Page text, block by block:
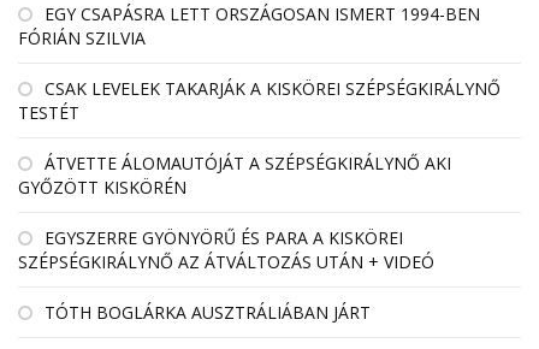
EGY CSAPÁSRA LETT ORSZÁGOSAN ISMERT 1994-BEN
FÓRIÁN SZILVIA
CSAK LEVELEK TAKARJÁK A KISKÖREI SZÉPSÉGKIRÁLYNŐ
TESTÉT
ÁTVETTE ÁLOMAUTÓJÁT A SZÉPSÉGKIRÁLYNŐ AKI
GYŐZÖTT KISKÖRÉN
EGYSZERRE GYÖNYÖRŰ ÉS PARA A KISKÖREI
SZÉPSÉGKIRÁLYNŐ AZ ÁTVÁLTOZÁS UTÁN + VIDEÓ
TÓTH BOGLÁRKA AUSZTRÁLIÁBAN JÁRT